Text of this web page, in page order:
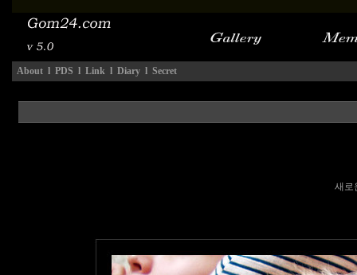
About l PDS l Link l Diary l Secret
새로